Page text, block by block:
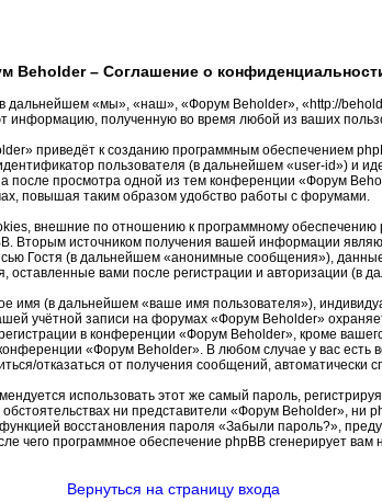
Beholder – Соглашение о
дальнейшем «мы», «наш», «Форум Beholder», «http://
информацию, полученную во время любой из ваших
приведёт к созданию программным обеспечением
пользователя (в дальнейшем «user-id») и
просмотра одной из тем конференции «Форум
повышая таким образом удобство работы с форумами.
внешние по отношению к программному обеспечению
Вторым источником получения вашей информации
Гостя (в дальнейшем «анонимные сообщения»),
оставленные вами после регистрации и авторизации (в
имя (в дальнейшем «ваше имя пользователя»),
учётной записи на форумах «Форум Beholder»
в конференции «Форум Beholder», кроме
«Форум Beholder». В любом случае у вас
отказаться от получения сообщений,
использовать этот же самый пароль,
ни представители «Форум Beholder», ни
восстановления пароля «Забыли пароль?»,
чего программное обеспечение phpBB сгенерирует
Вернуться на страницу входа